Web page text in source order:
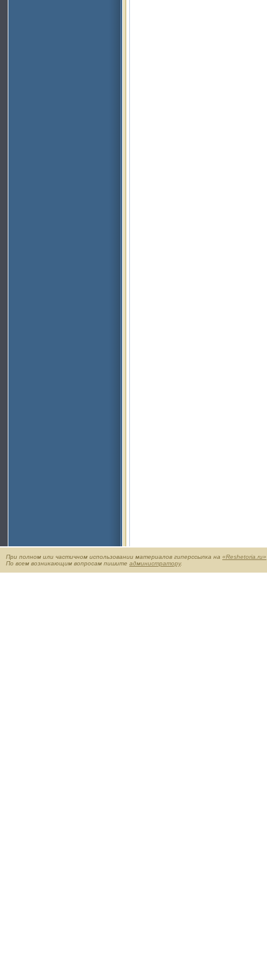
При полном или частичном использовании материалов гиперссылка на «Reshetoria.ru»
По всем возникающим вопросам пишите администратору.